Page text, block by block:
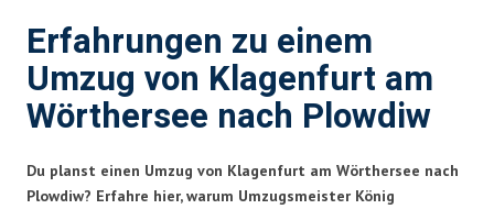
Erfahrungen zu einem
Umzug von Klagenfurt am
Wörthersee nach Plowdiw
Du planst einen Umzug von Klagenfurt am Wörthersee nach
Plowdiw? Erfahre hier, warum Umzugsmeister König